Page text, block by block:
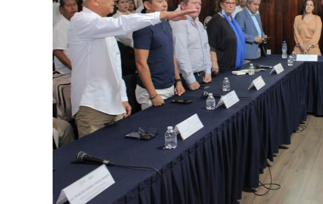
Mueren Cuatro Personas Tras Explosión
Bruno Blancas Lleva El Mensaje De La
Liberan 180 Crías De Iguana Verde En El
Puerto Vallarta Participa En Los
Ofrecerán Asesoría Jurídica Gratuita En
Juan Solís E Iris Torres Buscan Integrar La
Realizan Operativo Preventivo En Seis
Arquitecto Luis Munguía Reconoce La
Semana Lluviosa Para Puerto Vallarta
Voces Del Orgullo Distingue A
Partido Verde Conforma Su 12.º “Ejército
Buques Mexicanos Parten A Venezuela